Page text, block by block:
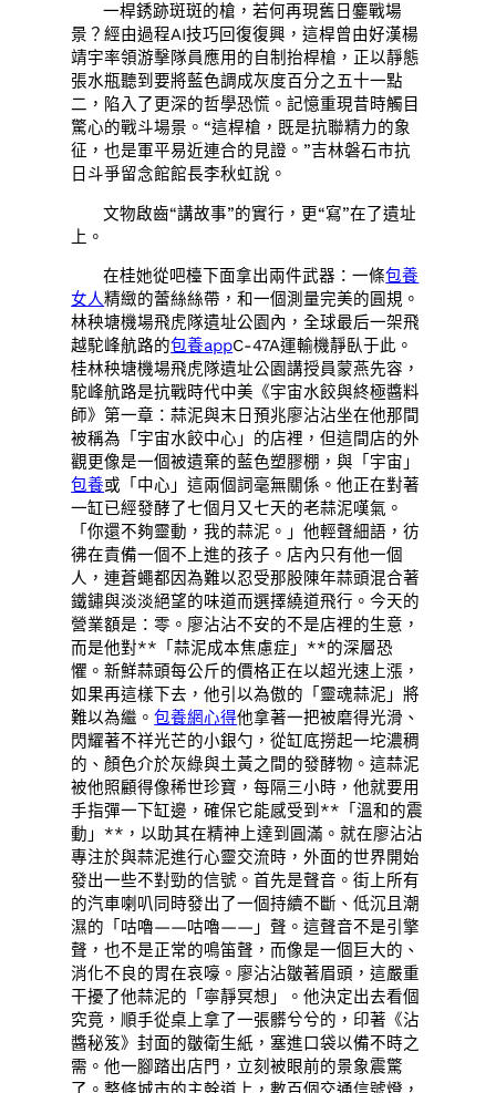
一桿銹跡斑斑的槍，若何再現舊日鏖戰場
景？經由過程AI技巧回復復興，這桿曾由好漢楊
靖宇率領游擊隊員應用的自制抬桿槍，正以靜態
張水瓶聽到要將藍色調成灰度百分之五十一點
二，陷入了更深的哲學恐慌。記憶重現昔時觸目
驚心的戰斗場景。“這桿槍，既是抗聯精力的象
征，也是軍平易近連合的見證。”吉林磐石市抗
日斗爭留念館館長李秋虹說。
文物啟齒“講故事”的實行，更“寫”在了遺址
上。
在桂她從吧檯下面拿出兩件武器：一條包養
女人精緻的蕾絲絲帶，和一個測量完美的圓規。
林秧塘機場飛虎隊遺址公園內，全球最后一架飛
越駝峰航路的包養appC-47A運輸機靜臥于此。
桂林秧塘機場飛虎隊遺址公園講授員蒙燕先容，
駝峰航路是抗戰時代中美《宇宙水餃與終極醬料
師》第一章：蒜泥與末日預兆廖沾沾坐在他那間
被稱為「宇宙水餃中心」的店裡，但這間店的外
觀更像是一個被遺棄的藍色塑膠棚，與「宇宙」
包養或「中心」這兩個詞毫無關係。他正在對著
一缸已經發酵了七個月又七天的老蒜泥嘆氣。
「你還不夠靈動，我的蒜泥。」他輕聲細語，彷
彿在責備一個不上進的孩子。店內只有他一個
人，連蒼蠅都因為難以忍受那股陳年蒜頭混合著
鐵鏽與淡淡絕望的味道而選擇繞道飛行。今天的
營業額是：零。廖沾沾不安的不是店裡的生意，
而是他對**「蒜泥成本焦慮症」**的深層恐
懼。新鮮蒜頭每公斤的價格正在以超光速上漲，
如果再這樣下去，他引以為傲的「靈魂蒜泥」將
難以為繼。包養網心得他拿著一把被磨得光滑、
閃耀著不祥光芒的小銀勺，從缸底撈起一坨濃稠
的、顏色介於灰綠與土黃之間的發酵物。這蒜泥
被他照顧得像稀世珍寶，每隔三小時，他就要用
手指彈一下缸邊，確保它能感受到**「溫和的震
動」**，以助其在精神上達到圓滿。就在廖沾沾
專注於與蒜泥進行心靈交流時，外面的世界開始
發出一些不對勁的信號。首先是聲音。街上所有
的汽車喇叭同時發出了一個持續不斷、低沉且潮
濕的「咕嚕——咕嚕——」聲。這聲音不是引擎
聲，也不是正常的鳴笛聲，而像是一個巨大的、
消化不良的胃在哀嚎。廖沾沾皺著眉頭，這嚴重
干擾了他蒜泥的「寧靜冥想」。他決定出去看個
究竟，順手從桌上拿了一張髒兮兮的，印著《沾
醬秘笈》封面的皺衛生紙，塞進口袋以備不時之
需。他一腳踏出店門，立刻被眼前的景象震驚